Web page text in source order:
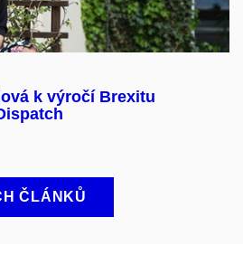
k výročí Brexitu
ČLÁNKŮ